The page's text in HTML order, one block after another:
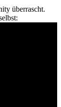
überrascht.